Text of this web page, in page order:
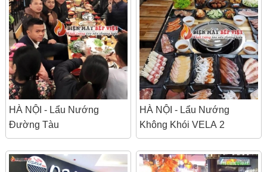
HÀ NỘI - Lẩu Nướng
Đường Tàu
HÀ NỘI - Lẩu Nướng
Không Khói VELA 2